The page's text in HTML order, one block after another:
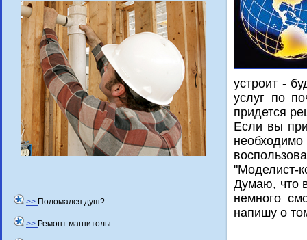
>> Поломался душ?
>> Ремонт магнитолы
устроит -
услуг по
придется
Если вы
"Моделист-
Думаю, чтο
немного
напишу о